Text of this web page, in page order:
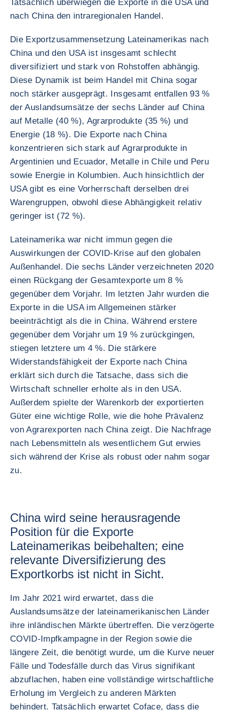
Tatsächlich überwiegen die Exporte in die USA und
nach China den intraregionalen Handel.
Die Exportzusammensetzung Lateinamerikas nach
China und den USA ist insgesamt schlecht
diversifiziert und stark von Rohstoffen abhängig.
Diese Dynamik ist beim Handel mit China sogar
noch stärker ausgeprägt. Insgesamt entfallen 93 %
der Auslandsumsätze der sechs Länder auf China
auf Metalle (40 %), Agrarprodukte (35 %) und
Energie (18 %). Die Exporte nach China
konzentrieren sich stark auf Agrarprodukte in
Argentinien und Ecuador, Metalle in Chile und Peru
sowie Energie in Kolumbien. Auch hinsichtlich der
USA gibt es eine Vorherrschaft derselben drei
Warengruppen, obwohl diese Abhängigkeit relativ
geringer ist (72 %).
Lateinamerika war nicht immun gegen die
Auswirkungen der COVID-Krise auf den globalen
Außenhandel. Die sechs Länder verzeichneten 2020
einen Rückgang der Gesamtexporte um 8 %
gegenüber dem Vorjahr. Im letzten Jahr wurden die
Exporte in die USA im Allgemeinen stärker
beeinträchtigt als die in China. Während erstere
gegenüber dem Vorjahr um 19 % zurückgingen,
stiegen letztere um 4 %. Die stärkere
Widerstandsfähigkeit der Exporte nach China
erklärt sich durch die Tatsache, dass sich die
Wirtschaft schneller erholte als in den USA.
Außerdem spielte der Warenkorb der exportierten
Güter eine wichtige Rolle, wie die hohe Prävalenz
von Agrarexporten nach China zeigt. Die Nachfrage
nach Lebensmitteln als wesentlichem Gut erwies
sich während der Krise als robust oder nahm sogar
zu.
China wird seine herausragende
Position für die Exporte
Lateinamerikas beibehalten; eine
relevante Diversifizierung des
Exportkorbs ist nicht in Sicht.
Im Jahr 2021 wird erwartet, dass die
Auslandsumsätze der lateinamerikanischen Länder
ihre inländischen Märkte übertreffen. Die verzögerte
COVID-Impfkampagne in der Region sowie die
längere Zeit, die benötigt wurde, um die Kurve neuer
Fälle und Todesfälle durch das Virus signifikant
abzuflachen, haben eine vollständige wirtschaftliche
Erholung im Vergleich zu anderen Märkten
behindert. Tatsächlich erwartet Coface, dass die